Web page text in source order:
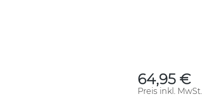
Regulärer Preis:
64,95 €
Preis inkl. MwSt.